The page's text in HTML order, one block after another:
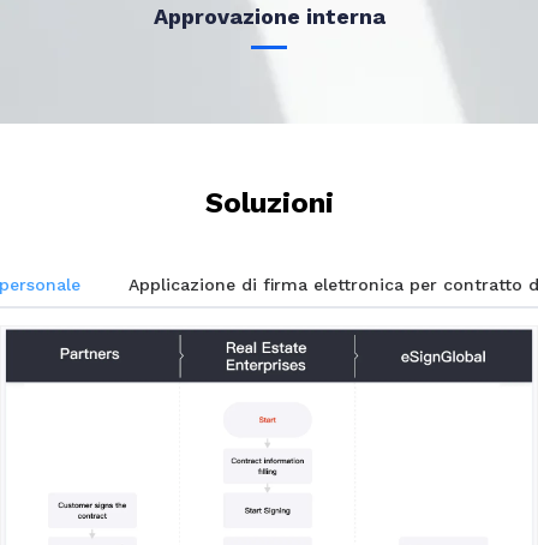
Approvazione interna
Soluzioni
Applicazione di firma elettronica per contratto